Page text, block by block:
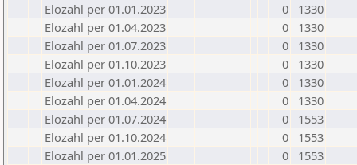
Elozahl per 01.01.2023
0
1330
Elozahl per 01.04.2023
0
1330
Elozahl per 01.07.2023
0
1330
Elozahl per 01.10.2023
0
1330
Elozahl per 01.01.2024
0
1330
Elozahl per 01.04.2024
0
1330
Elozahl per 01.07.2024
0
1553
Elozahl per 01.10.2024
0
1553
Elozahl per 01.01.2025
0
1553